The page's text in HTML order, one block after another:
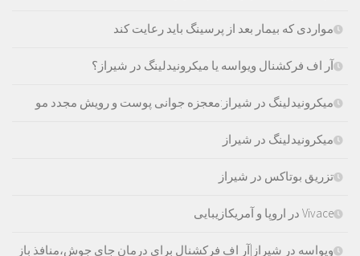
مواردی که بیمار بعد از پرسینگ باید رعایت کند
آر اف فرکشنال ویواسه یا میکرونیدلینگ در شیراز؟
میکرونیدلینگ در شیراز:معجزه جوانی پوست و رویش مجدد مو
میکرونیدلینگ در شیراز
تزریق بوتاکس در شیراز
Vivace در اروپا و آمریکازیبایی
ویواسه در شیراز|آر اف فرکشنال برای درمان جای جوش،منافذ باز